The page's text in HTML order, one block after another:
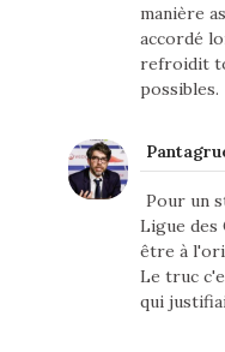
manière
accordé
refroidit
possibles.
Pour un
Ligue des
être à
Le truc
qui